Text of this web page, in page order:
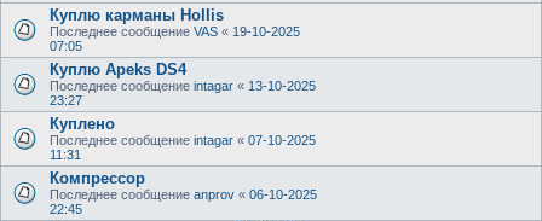
Куплю карманы Hollis
Последнее сообщение VAS « 19-10-2025
07:05
Куплю Apeks DS4
Последнее сообщение intagar « 13-10-2025
23:27
Куплено
Последнее сообщение intagar « 07-10-2025
11:31
Компрессор
Последнее сообщение anprov « 06-10-2025
22:45